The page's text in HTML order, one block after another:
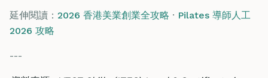
延伸閱讀： 2026 香港美業創業全攻略 · Pilates 導師人工
2026 攻略
---